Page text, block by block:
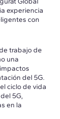
experiencia
con
trabajo de
una
del 5G.
ciclo de vida
5G,
en la